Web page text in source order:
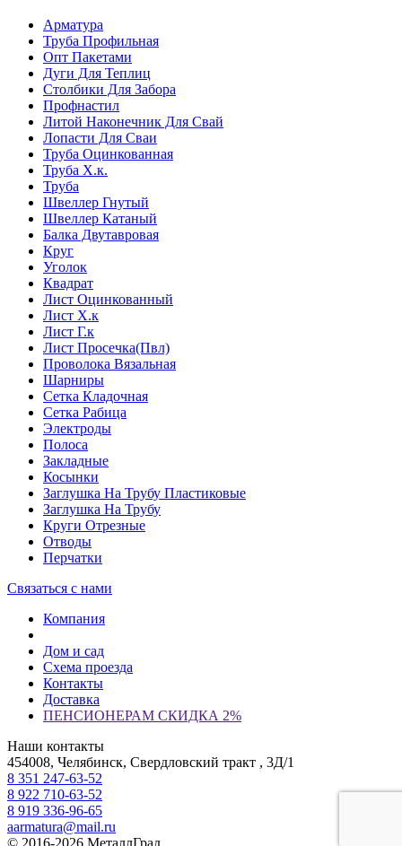
Арматура
Труба Профильная
Опт Пакетами
Дуги Для Теплиц
Столбики Для Забора
Профнастил
Литой Наконечник Для Свай
Лопасти Для Сваи
Труба Оцинкованная
Труба Х.к.
Труба
Швеллер Гнутый
Швеллер Катаный
Балка Двутавровая
Круг
Уголок
Квадрат
Лист Оцинкованный
Лист Х.к
Лист Г.к
Лист Просечка(Пвл)
Проволока Вязальная
Шарниры
Сетка Кладочная
Сетка Рабица
Электроды
Полоса
Закладные
Косынки
Заглушка На Трубу Пластиковые
Заглушка На Трубу
Круги Отрезные
Отводы
Перчатки
Связаться с нами
Компания
Дом и сад
Схема проезда
Контакты
Доставка
ПЕНСИОНЕРАМ СКИДКА 2%
Наши контакты
454008, Челябинск, Свердловский тракт , 3Д/1
8 351 247-63-52
8 922 710-63-52
8 919 336-96-65
aarmatura@mail.ru